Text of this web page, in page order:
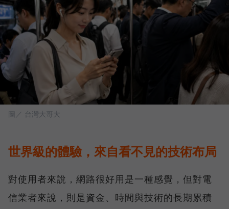
圖／ 台灣大哥大
世界級的體驗，來自看不見的技術布局
對使用者來說，網路很好用是一種感覺，但對電
信業者來說，則是資金、時間與技術的長期累積